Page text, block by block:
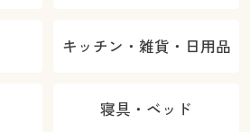
キッチン・雑貨・日用品
寝具・ベッド